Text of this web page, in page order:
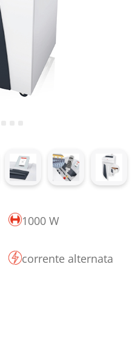
1000 W
corrente alternata